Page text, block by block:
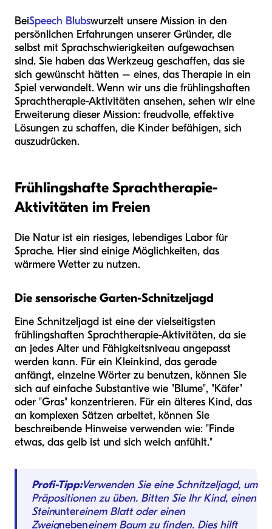
BeiSpeech Blubswurzelt unsere Mission in den
persönlichen Erfahrungen unserer Gründer, die
selbst mit Sprachschwierigkeiten aufgewachsen
sind. Sie haben das Werkzeug geschaffen, das sie
sich gewünscht hätten – eines, das Therapie in ein
Spiel verwandelt. Wenn wir uns die frühlingshaften
Sprachtherapie-Aktivitäten ansehen, sehen wir eine
Erweiterung dieser Mission: freudvolle, effektive
Lösungen zu schaffen, die Kinder befähigen, sich
auszudrücken.
Frühlingshafte Sprachtherapie-
Aktivitäten im Freien
Die Natur ist ein riesiges, lebendiges Labor für
Sprache. Hier sind einige Möglichkeiten, das
wärmere Wetter zu nutzen.
Die sensorische Garten-Schnitzeljagd
Eine Schnitzeljagd ist eine der vielseitigsten
frühlingshaften Sprachtherapie-Aktivitäten, da sie
an jedes Alter und Fähigkeitsniveau angepasst
werden kann. Für ein Kleinkind, das gerade
anfängt, einzelne Wörter zu benutzen, können Sie
sich auf einfache Substantive wie "Blume", "Käfer"
oder "Gras" konzentrieren. Für ein älteres Kind, das
an komplexen Sätzen arbeitet, können Sie
beschreibende Hinweise verwenden wie: "Finde
etwas, das gelb ist und sich weich anfühlt."
Profi-Tipp:Verwenden Sie eine Schnitzeljagd, um
Präpositionen zu üben. Bitten Sie Ihr Kind, einen
Steinuntereinem Blatt oder einen
Zweignebeneinem Baum zu finden. Dies hilft